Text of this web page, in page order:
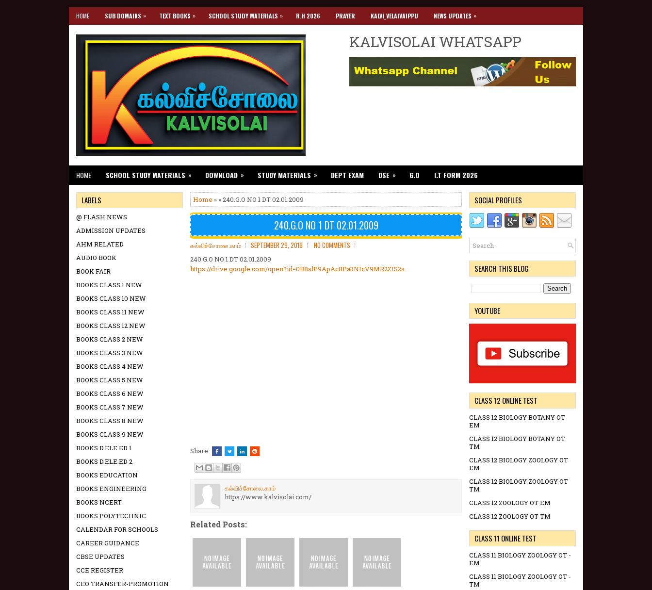
HOME SUB DOMAINS » TEXT BOOKS » SCHOOL STUDY MATERIALS » R.H 2026 PRAYER KALVI_VELAIVAIPPU NEWS UPDATES »
KALVISOLAI WHATSAPP
HOME SCHOOL STUDY MATERIALS » DOWNLOAD » STUDY MATERIALS » DEPT EXAM DSE » G.O I.T FORM 2026
Home » » 240.G.O NO 1 DT 02.01.2009
240.G.O NO 1 DT 02.01.2009
கல்விச்சோலை.காம் SEPTEMBER 29, 2016 NO COMMENTS
240.G.O NO 1 DT 02.01.2009
https://drive.google.com/open?id=0B8slP9ApAc8Pa3NIcV9MR2ZIS2s
Share:
கல்விச்சோலை.காம்
https://www.kalvisolai.com/
Related Posts:
LABELS
@ FLASH NEWS
ADMISSION UPDATES
AHM RELATED
AUDIO BOOK
BOOK FAIR
BOOKS CLASS 1 NEW
BOOKS CLASS 10 NEW
BOOKS CLASS 11 NEW
BOOKS CLASS 12 NEW
BOOKS CLASS 2 NEW
BOOKS CLASS 3 NEW
BOOKS CLASS 4 NEW
BOOKS CLASS 5 NEW
BOOKS CLASS 6 NEW
BOOKS CLASS 7 NEW
BOOKS CLASS 8 NEW
BOOKS CLASS 9 NEW
BOOKS D.ELE.ED 1
BOOKS D.ELE.ED 2
BOOKS EDUCATION
BOOKS ENGINEERING
BOOKS NCERT
BOOKS POLYTECHNIC
CALENDAR FOR SCHOOLS
CAREER GUIDANCE
CBSE UPDATES
CCE REGISTER
CEO TRANSFER-PROMOTION
SOCIAL PROFILES
SEARCH THIS BLOG
YOUTUBE
CLASS 12 ONLINE TEST
CLASS 12 BIOLOGY BOTANY OT
EM
CLASS 12 BIOLOGY BOTANY OT
TM
CLASS 12 BIOLOGY ZOOLOGY OT
EM
CLASS 12 BIOLOGY ZOOLOGY OT
TM
CLASS 12 ZOOLOGY OT EM
CLASS 12 ZOOLOGY OT TM
CLASS 11 ONLINE TEST
CLASS 11 BIOLOGY ZOOLOGY OT -
EM
CLASS 11 BIOLOGY ZOOLOGY OT -
TM